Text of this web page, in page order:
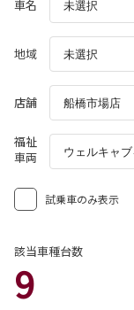
車名
地域
店舗
福祉
車両
試乗車のみ表示
該当車種台数
9